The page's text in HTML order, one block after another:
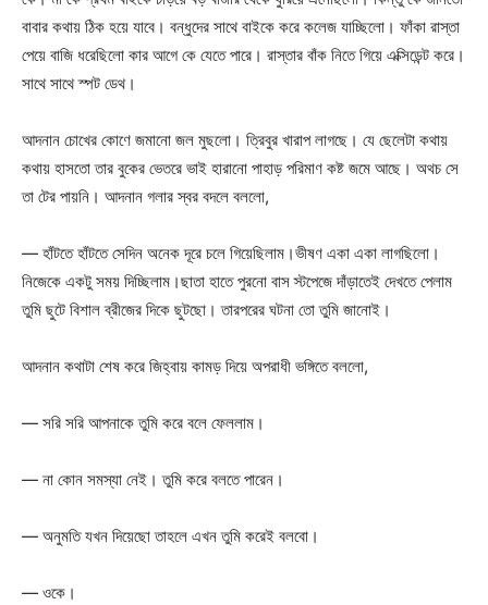
বাবার কথায় ঠিক হয়ে যাবে। বন্ধুদের সাথে বাইকে করে কলেজ যাচ্ছিলো। ফাঁকা রাস্তা
পেয়ে বাজি ধরেছিলো কার আগে কে যেতে পারে। রাস্তার বাঁক নিতে গিয়ে এক্সিডেন্ট করে।
সাথে সাথে স্পট ডেথ।
আদনান চোখের কোণে জমানো জল মুছলো। ত্রিবুর খারাপ লাগছে। যে ছেলেটা কথায়
কথায় হাসতো তার বুকের ভেতরে ভাই হারানো পাহাড় পরিমাণ কষ্ট জমে আছে। অথচ সে
তা টের পায়নি। আদনান গলার স্বর বদলে বললো,
— হাঁটতে হাঁটতে সেদিন অনেক দূরে চলে গিয়েছিলাম।ভীষণ একা একা লাগছিলো।
নিজেকে একটু সময় দিচ্ছিলাম।ছাতা হাতে পুরনো বাস স্টপেজে দাঁড়াতেই দেখতে পেলাম
তুমি ছুটে বিশাল ব্রীজের দিকে ছুটছো। তারপরের ঘটনা তো তুমি জানোই।
আদনান কথাটা শেষ করে জিহ্বায় কামড় দিয়ে অপরাধী ভঙ্গিতে বললো,
— সরি সরি আপনাকে তুমি করে বলে ফেললাম।
— না কোন সমস্যা নেই। তুমি করে বলতে পারেন।
— অনুমতি যখন দিয়েছো তাহলে এখন তুমি করেই বলবো।
— ওকে।